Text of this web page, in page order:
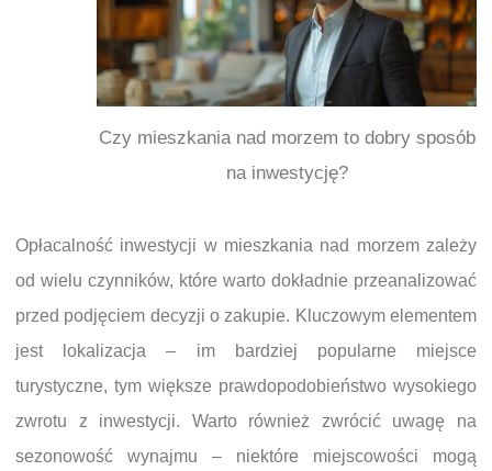
Czy mieszkania nad morzem to dobry sposób
na inwestycję?
Opłacalność inwestycji w mieszkania nad morzem zależy
od wielu czynników, które warto dokładnie przeanalizować
przed podjęciem decyzji o zakupie. Kluczowym elementem
jest lokalizacja – im bardziej popularne miejsce
turystyczne, tym większe prawdopodobieństwo wysokiego
zwrotu z inwestycji. Warto również zwrócić uwagę na
sezonowość wynajmu – niektóre miejscowości mogą